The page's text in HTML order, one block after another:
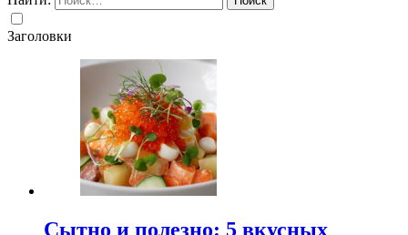
Заголовки
Сытно и полезно: 5 вкусных